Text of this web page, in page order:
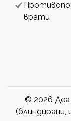
врати
© 2026
(блиндирани,